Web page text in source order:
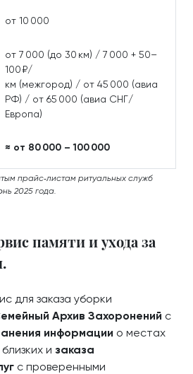
от 10 000
от 7 000 (до 30 км) / 7 000 + 50–
100 ₽/
км (межгород) / от 45 000 (авиа
РФ) / от 65 000 (авиа СНГ/
Европа)
≈ от 80 000 – 100 000
прайс‑листам ритуальных служб
2025 года.
памяти и ухода за
для заказа уборки
Архив Захоронений с
информации о местах
и заказа
с проверенными